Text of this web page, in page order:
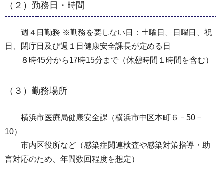
（２）勤務日・時間
週４日勤務 ※勤務を要しない日：土曜日、日曜日、祝
日、閉庁日及び週１日健康安全課長が定める日
８時45分から17時15分まで（休憩時間１時間を含む）
（３）勤務場所
横浜市医療局健康安全課（横浜市中区本町６－50－
10）
市内区役所など（感染症関連検査や感染対策指導・助
言対応のため、年間数回程度を想定）